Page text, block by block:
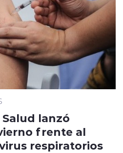
lanzó
frente al
respiratorios